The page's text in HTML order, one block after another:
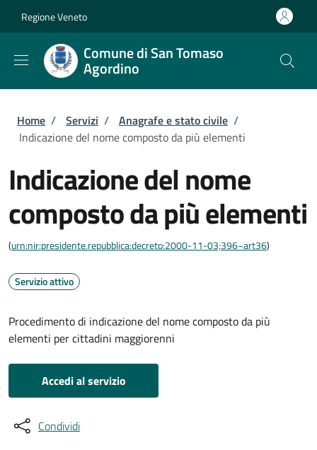
Regione Veneto
Comune di San Tomaso
Agordino
Briciole di pane
Home / Servizi / Anagrafe e stato civile /
Indicazione del nome composto da più elementi
Indicazione del nome
composto da più elementi
(urn:nir:presidente.repubblica:decreto:2000-11-03;396~art36)
Servizio attivo
Procedimento di indicazione del nome composto da più
elementi per cittadini maggiorenni
Accedi al servizio
Condividi